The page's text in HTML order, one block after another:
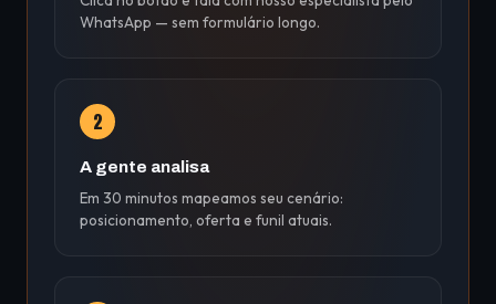
WhatsApp — sem formulário longo.
2
A gente analisa
Em 30 minutos mapeamos seu cenário:
posicionamento, oferta e funil atuais.